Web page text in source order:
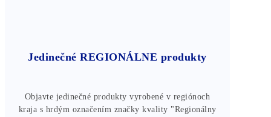
Jedinečné REGIONÁLNE produkty
Objavte jedinečné produkty vyrobené v regiónoch
kraja s hrdým označením značky kvality "Regionálny